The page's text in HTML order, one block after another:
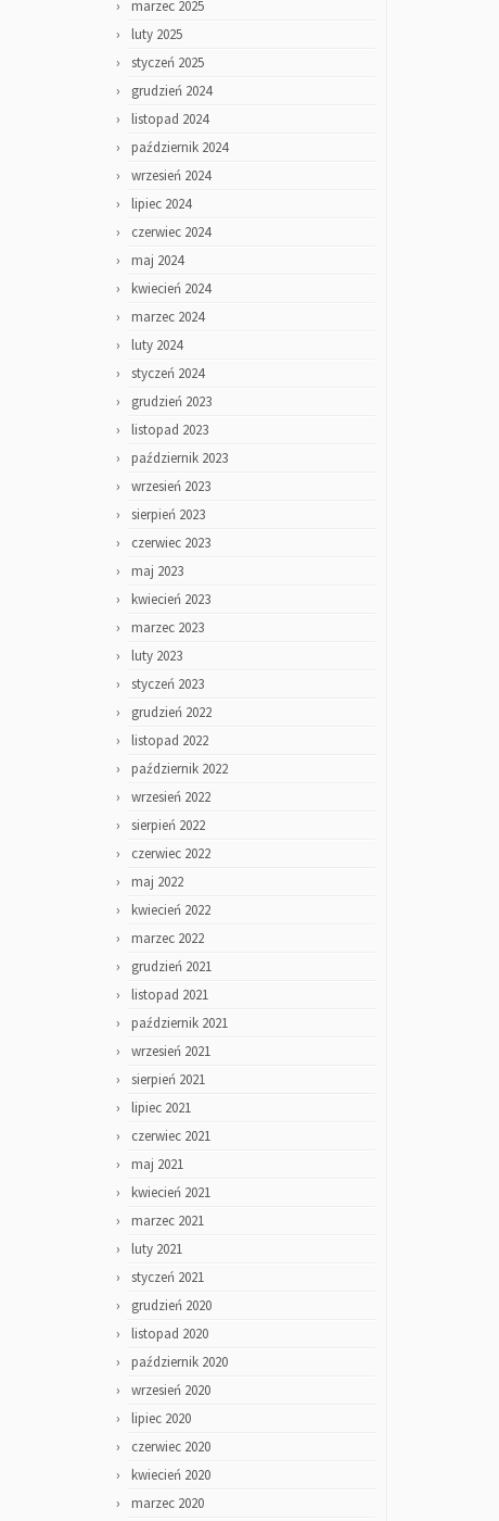
marzec 2025
luty 2025
styczeń 2025
grudzień 2024
listopad 2024
październik 2024
wrzesień 2024
lipiec 2024
czerwiec 2024
maj 2024
kwiecień 2024
marzec 2024
luty 2024
styczeń 2024
grudzień 2023
listopad 2023
październik 2023
wrzesień 2023
sierpień 2023
czerwiec 2023
maj 2023
kwiecień 2023
marzec 2023
luty 2023
styczeń 2023
grudzień 2022
listopad 2022
październik 2022
wrzesień 2022
sierpień 2022
czerwiec 2022
maj 2022
kwiecień 2022
marzec 2022
grudzień 2021
listopad 2021
październik 2021
wrzesień 2021
sierpień 2021
lipiec 2021
czerwiec 2021
maj 2021
kwiecień 2021
marzec 2021
luty 2021
styczeń 2021
grudzień 2020
listopad 2020
październik 2020
wrzesień 2020
lipiec 2020
czerwiec 2020
kwiecień 2020
marzec 2020